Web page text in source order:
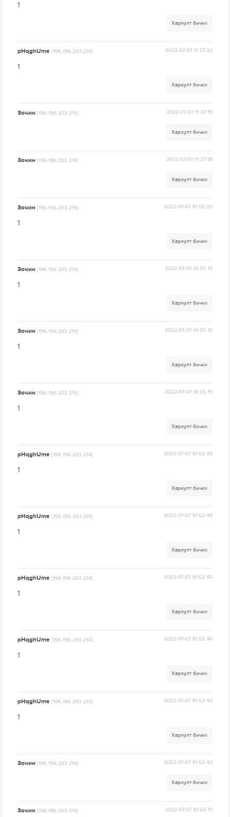
1
Хариулт бичих
pHqghUme[196.196.203.214] 2022-07-07 11:37:22
1
Хариулт бичих
Зочин[196.196.203.214] 2022-07-07 11:37:19
Хариулт бичих
Зочин[196.196.203.214] 2022-07-07 11:37:18
Хариулт бичих
Зочин[196.196.203.214] 2022-07-07 10:55:20
1
Хариулт бичих
Зочин[196.196.203.214] 2022-07-07 10:55:19
1
Хариулт бичих
Зочин[196.196.203.214] 2022-07-07 10:55:19
1
Хариулт бичих
Зочин[196.196.203.214] 2022-07-07 10:55:19
1
Хариулт бичих
pHqghUme[196.196.203.214] 2022-07-07 10:52:48
1
Хариулт бичих
pHqghUme[196.196.203.214] 2022-07-07 10:52:48
1
Хариулт бичих
pHqghUme[196.196.203.214] 2022-07-07 10:52:46
1
Хариулт бичих
pHqghUme[196.196.203.214] 2022-07-07 10:52:46
1
Хариулт бичих
pHqghUme[196.196.203.214] 2022-07-07 10:52:46
1
Хариулт бичих
Зочин[196.196.203.214] 2022-07-07 10:52:42
Хариулт бичих
Зочин[196.196.203.214] 2022-07-07 10:52:41